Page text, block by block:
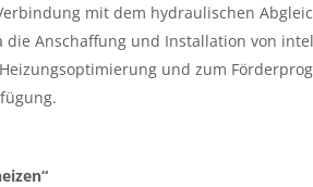
mit dem hydraulischen
die Anschaffung und Installation von
und zum